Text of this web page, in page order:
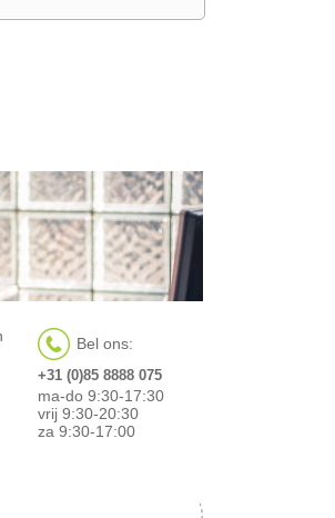
Bel ons:
+31 (0)85 8888 075
ma-do 9:30-17:30
vrij 9:30-20:30
za 9:30-17:00